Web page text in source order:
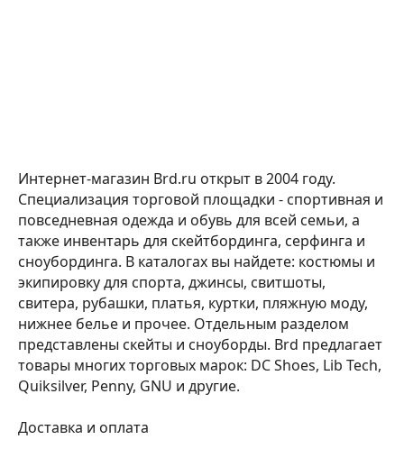
Интернет-магазин Brd.ru открыт в 2004 году.
Специализация торговой площадки - спортивная и
повседневная одежда и обувь для всей семьи, а
также инвентарь для скейтбординга, серфинга и
сноубординга. В каталогах вы найдете: костюмы и
экипировку для спорта, джинсы, свитшоты,
свитера, рубашки, платья, куртки, пляжную моду,
нижнее белье и прочее. Отдельным разделом
представлены скейты и сноуборды. Brd предлагает
товары многих торговых марок: DC Shoes, Lib Tech,
Quiksilver, Penny, GNU и другие.
Доставка и оплата